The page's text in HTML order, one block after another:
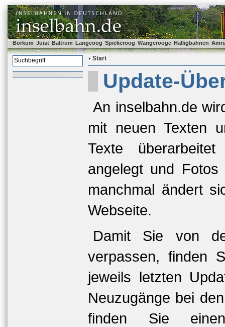
Borkum Juist Baltrum Langeoog Spiekeroog Wangerooge Halligbahnen
Start
Update-
An inselbahn.de
mit neuen Texten
Texte
angelegt und
manchmal ändert
Webseite.
Damit Sie von
verpassen, finden
jeweils letzten
Neuzugänge bei
finden Sie